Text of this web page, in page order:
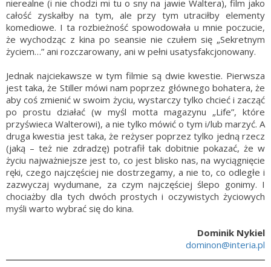
nierealne (i nie chodzi mi tu o sny na jawie Waltera), film jako
całość zyskałby na tym, ale przy tym utraciłby elementy
komediowe. I ta rozbieżność spowodowała u mnie poczucie,
że wychodząc z kina po seansie nie czułem się „Sekretnym
życiem…” ani rozczarowany, ani w pełni usatysfakcjonowany.
Jednak najciekawsze w tym filmie są dwie kwestie. Pierwsza
jest taka, że Stiller mówi nam poprzez głównego bohatera, że
aby coś zmienić w swoim życiu, wystarczy tylko chcieć i zacząć
po prostu działać (w myśl motta magazynu „Life”, które
przyświeca Walterowi), a nie tylko mówić o tym i/lub marzyć. A
druga kwestia jest taka, że reżyser poprzez tylko jedną rzecz
(jaką – też nie zdradzę) potrafił tak dobitnie pokazać, że w
życiu najważniejsze jest to, co jest blisko nas, na wyciągnięcie
ręki, czego najczęściej nie dostrzegamy, a nie to, co odległe i
zazwyczaj wydumane, za czym najczęściej ślepo gonimy. I
chociażby dla tych dwóch prostych i oczywistych życiowych
myśli warto wybrać się do kina.
Dominik Nykiel
dominon@interia.pl